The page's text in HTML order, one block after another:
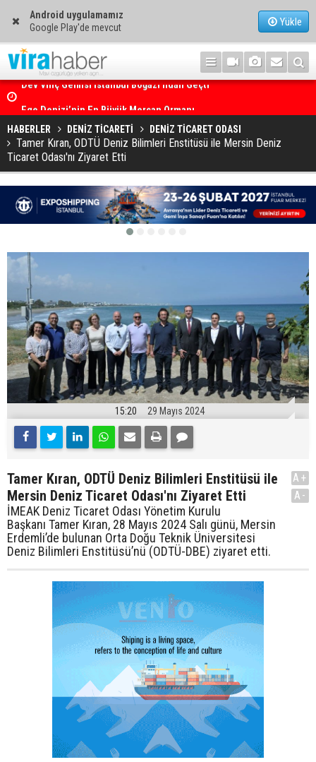
Android uygulamamız
Google Play'de mevcut
Yükle
HABERLER DENİZ TİCARETİ DENİZ TİCARET ODASI
Tamer Kıran, ODTÜ Deniz Bilimleri Enstitüsü ile Mersin Deniz
Ticaret Odası'nı Ziyaret Etti
15:20 29 Mayıs 2024
Tamer Kıran, ODTÜ Deniz Bilimleri Enstitüsü ile
Mersin Deniz Ticaret Odası'nı Ziyaret Etti
İMEAK Deniz Ticaret Odası Yönetim Kurulu
Başkanı Tamer Kıran, 28 Mayıs 2024 Salı günü, Mersin
Erdemli’de bulunan Orta Doğu Teknik Üniversitesi
Deniz Bilimleri Enstitüsü’nü (ODTÜ-DBE) ziyaret etti.
A+
A-